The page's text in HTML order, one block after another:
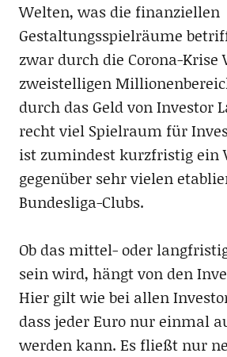
Welten, was die finanziellen
Gestaltungsspielräume
zwar durch die Corona-Krise
zweistelligen
durch das Geld von Investor
recht viel Spielraum für
ist zumindest kurzfristig ein
gegenüber sehr vielen
Bundesliga-Clubs.
Ob das mittel- oder
sein wird, hängt von den
Hier gilt wie bei allen
dass jeder Euro nur einmal
werden kann. Es fließt nur